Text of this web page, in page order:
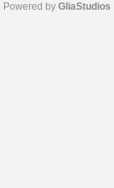
Powered by GliaStudios